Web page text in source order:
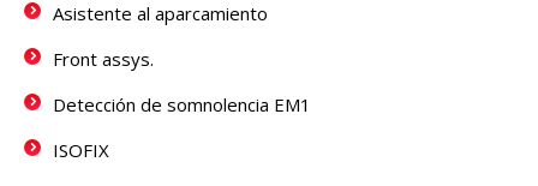
Asistente al aparcamiento
Front assys.
Detección de somnolencia EM1
ISOFIX